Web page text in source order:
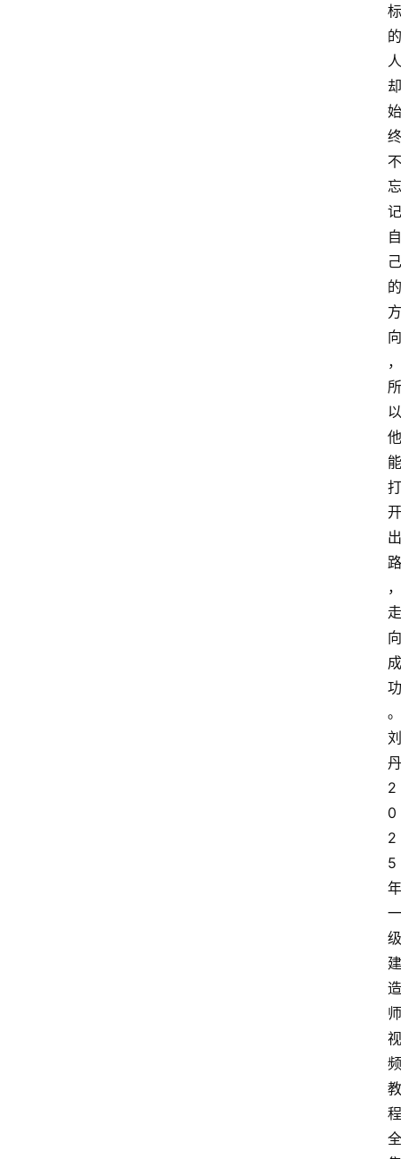
标
的
人
却
始
终
不
忘
记
自
己
的
方
向
，
所
以
他
能
打
开
出
路
，
走
向
成
功
。
刘
丹
2
0
2
5
年
一
级
建
造
师
视
频
教
程
全